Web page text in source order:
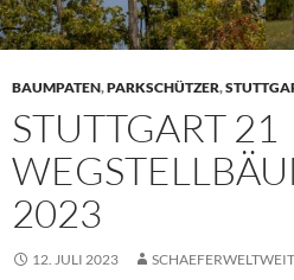
BAUMPATEN,PARKSCHÜTZER,
STUTTGART 21
2023
12. JULI 2023 SCHAEFERWELTWEIT